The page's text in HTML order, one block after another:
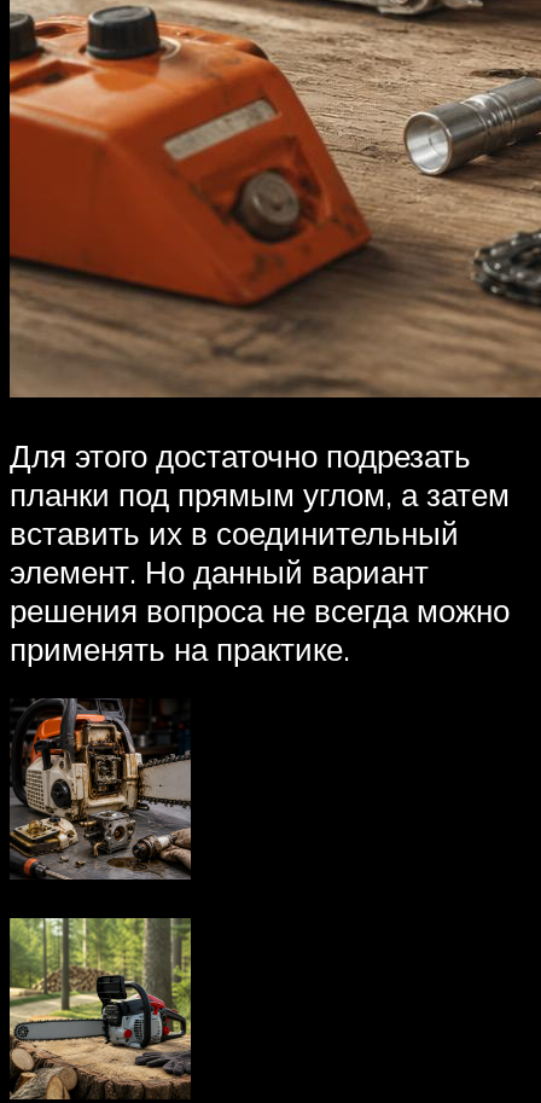
Для этого достаточно подрезать
планки под прямым углом, а затем
вставить их в соединительный
элемент. Но данный вариант
решения вопроса не всегда можно
применять на практике.